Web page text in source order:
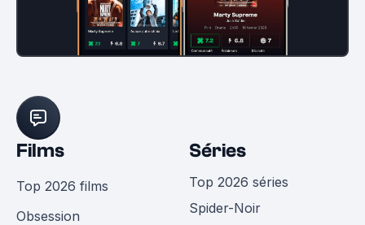
Films
Top 2026 films
Obsession
Séries
Top 2026 séries
Spider-Noir